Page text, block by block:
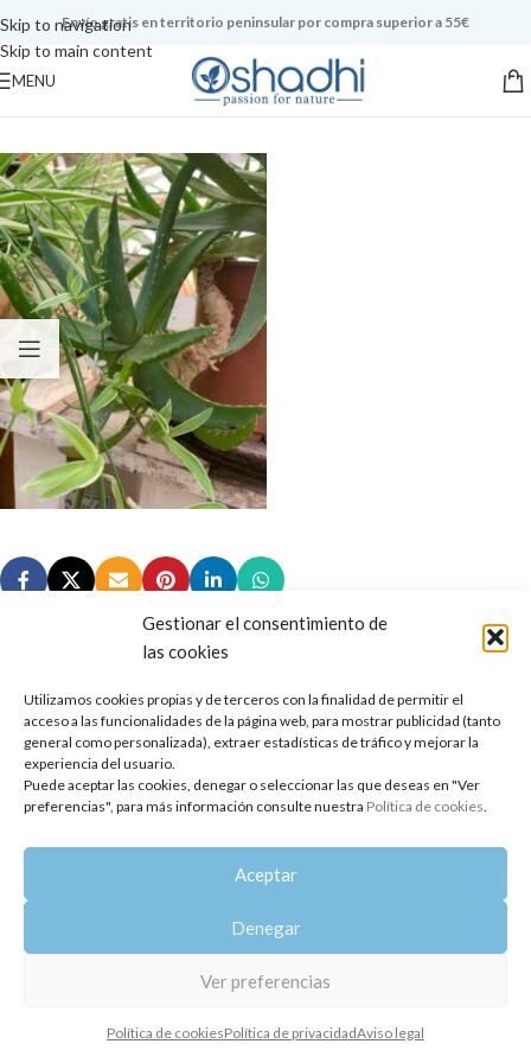
Gestionar el consentimiento de
las cookies
Utilizamos cookies propias y de terceros con la finalidad de permitir el
acceso a las funcionalidades de la página web, para mostrar publicidad (tanto
general como personalizada), extraer estadísticas de tráfico y mejorar la
experiencia del usuario.
Puede aceptar las cookies, denegar o seleccionar las que deseas en "Ver
preferencias", para más información consulte nuestra Política de cookies.
Aceptar
Denegar
Ver preferencias
Política de cookiesPolítica de privacidadAviso legal
Skip to navigation
Skip to main content
Envío gratis en territorio peninsular por compra superior a 55€
MENU
Copyright 2014-2025 Oshadhi España
Todos los derechos reservados.
Política de privacidad | Aviso legal | Política de cookies